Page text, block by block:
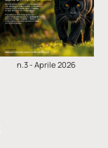
n.3 - Aprile 2026